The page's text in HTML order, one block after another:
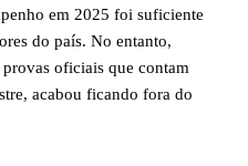
em 2025 foi suficiente
do país. No entanto,
oficiais que contam
acabou ficando fora do